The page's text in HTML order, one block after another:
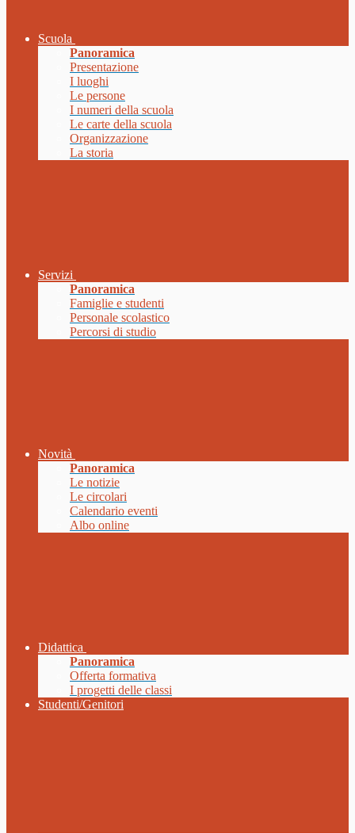
Scuola
Panoramica
Presentazione
I luoghi
Le persone
I numeri della scuola
Le carte della scuola
Organizzazione
La storia
Servizi
Panoramica
Famiglie e studenti
Personale scolastico
Percorsi di studio
Novità
Panoramica
Le notizie
Le circolari
Calendario eventi
Albo online
Didattica
Panoramica
Offerta formativa
I progetti delle classi
Studenti/Genitori